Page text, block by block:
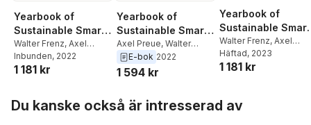
Yearbook of
Sustainable Smart
Mining and Energy
2021
Walter Frenz, Axel
Preuße
Inbunden, 2022
1 181 kr
Yearbook of
Sustainable Smart
Mining and Energy
2021
Axel Preue, Walter
FrenzE-bok 2022
1 594 kr
Yearbook of
Sustainable Smart
Mining and Energy
2021
Walter Frenz, Axel
Preuße
Häftad, 2023
1 181 kr
Du kanske också är intresserad av